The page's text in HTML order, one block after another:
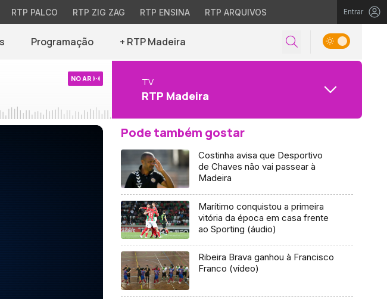
RTP PALCO RTP ZIG ZAG RTP ENSINA RTP ARQUIVOS Entrar
Programação + RTP Madeira
NO AR TV
RTP Madeira
Pode também gostar
Costinha avisa que Desportivo
de Chaves não vai passear à
Madeira
Marítimo conquistou a primeira
vitória da época em casa frente
ao Sporting (áudio)
Ribeira Brava ganhou à Francisco
Franco (vídeo)